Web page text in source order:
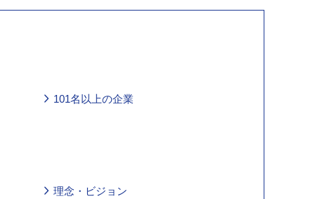
101名以上の企業
理念・ビジョン